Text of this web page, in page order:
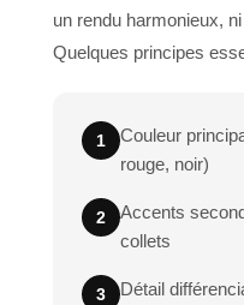
un rendu harmonieux,
Quelques principes
1
Couleur
rouge, noir)
2
Accents
collets
3
Détail